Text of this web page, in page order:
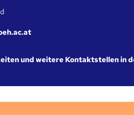
und weitere Kontaktstellen in